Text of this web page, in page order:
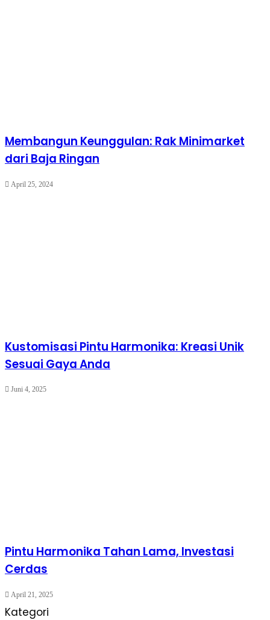
Membangun Keunggulan: Rak Minimarket
dari Baja Ringan
April 25, 2024
Kustomisasi Pintu Harmonika: Kreasi Unik
Sesuai Gaya Anda
Juni 4, 2025
Pintu Harmonika Tahan Lama, Investasi
Cerdas
April 21, 2025
Kategori